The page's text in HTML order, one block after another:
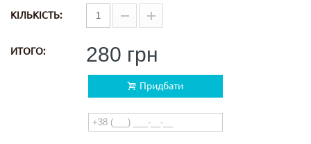
КІЛЬКІСТЬ:
ИТОГО: 280 грн
Придбати